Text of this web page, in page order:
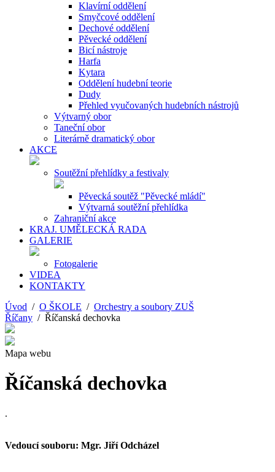
Klavírní oddělení
Smyčcové oddělení
Dechové oddělení
Pěvecké oddělení
Bicí nástroje
Harfa
Kytara
Oddělení hudební teorie
Dudy
Přehled vyučovaných hudebních nástrojů
Výtvarný obor
Taneční obor
Literárně dramatický obor
AKCE
Soutěžní přehlídky a festivaly
Pěvecká soutěž "Pěvecké mládí"
Výtvarná soutěžní přehlídka
Zahraniční akce
KRAJ. UMĚLECKÁ RADA
GALERIE
Fotogalerie
VIDEA
KONTAKTY
Úvod / O ŠKOLE / Orchestry a soubory ZUŠ
Říčany / Říčanská dechovka
Mapa webu
Říčanská dechovka
.
Vedoucí souboru: Mgr. Jiří Odcházel